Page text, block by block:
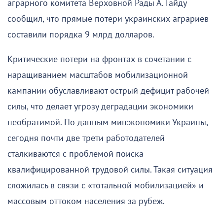
аграрного комитета Верховной Рады А. Гайду
сообщил, что прямые потери украинских аграриев
составили порядка 9 млрд долларов.
Критические потери на фронтах в сочетании с
наращиванием масштабов мобилизационной
кампании обуславливают острый дефицит рабочей
силы, что делает угрозу деградации экономики
необратимой. По данным минэкономики Украины,
сегодня почти две трети работодателей
сталкиваются с проблемой поиска
квалифицированной трудовой силы. Такая ситуация
сложилась в связи с «тотальной мобилизацией» и
массовым оттоком населения за рубеж.